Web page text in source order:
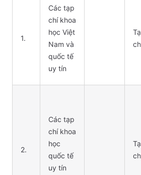
1.
Các tạp
chí khoa
học Việt
Nam và
quốc tế
uy tín
2.
Các tạp
chí khoa
học
quốc tế
uy tín